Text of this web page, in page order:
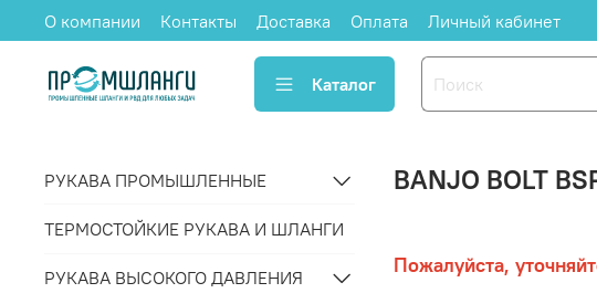
О компании Контакты Доставка Оплата Личный кабинет
Каталог
BANJO BOLT
Пожалуйста,
РУКАВА ПРОМЫШЛЕННЫЕ
ТЕРМОСТОЙКИЕ РУКАВА И ШЛАНГИ
РУКАВА ВЫСОКОГО ДАВЛЕНИЯ